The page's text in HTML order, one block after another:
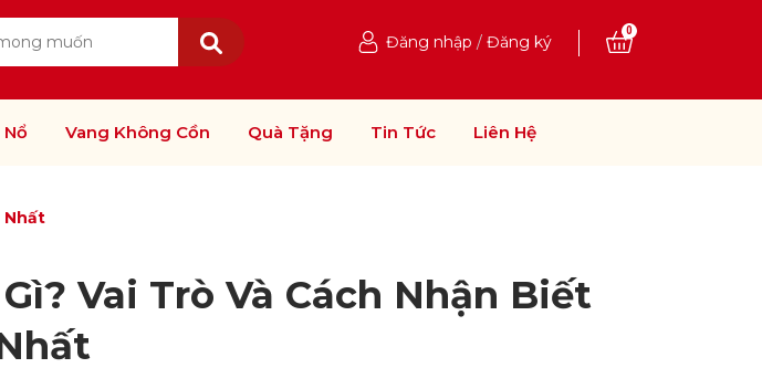
Đăng nhập / Đăng ký
0
Vang Không Cồn Quà Tặng Tin Tức Liên Hệ
Nhất
Vai Trò Và Cách Nhận Biết